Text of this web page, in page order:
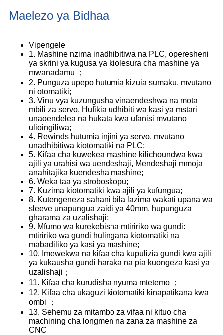
Maelezo ya Bidhaa
Vipengele
1. Mashine nzima inadhibitiwa na PLC, operesheni
ya skrini ya kugusa ya kiolesura cha mashine ya
mwanadamu ；
2. Punguza upepo hutumia kizuia sumaku, mvutano
ni otomatiki;
3. Vinu vya kuzungusha vinaendeshwa na mota
mbili za servo, Hufikia udhibiti wa kasi ya mstari
unaoendelea na hukata kwa ufanisi mvutano
ulioingiliwa;
4. Rewinds hutumia injini ya servo, mvutano
unadhibitiwa kiotomatiki na PLC;
5. Kifaa cha kuwekea mashine kilichoundwa kwa
ajili ya urahisi wa uendeshaji, Mendeshaji mmoja
anahitajika kuendesha mashine;
6. Weka taa ya stroboskopu;
7. Kuzima kiotomatiki kwa ajili ya kufungua;
8. Kutengeneza sahani bila lazima wakati upana wa
sleeve unapungua zaidi ya 40mm, hupunguza
gharama za uzalishaji;
9. Mfumo wa kurekebisha mtiririko wa gundi:
mtiririko wa gundi hulingana kiotomatiki na
mabadiliko ya kasi ya mashine;
10. Imewekwa na kifaa cha kupulizia gundi kwa ajili
ya kukausha gundi haraka na pia kuongeza kasi ya
uzalishaji；
11. Kifaa cha kurudisha nyuma mtetemo ；
12. Kifaa cha ukaguzi kiotomatiki kinapatikana kwa
ombi ；
13. Sehemu za mitambo za vifaa ni kituo cha
machining cha longmen na zana za mashine za
CNC